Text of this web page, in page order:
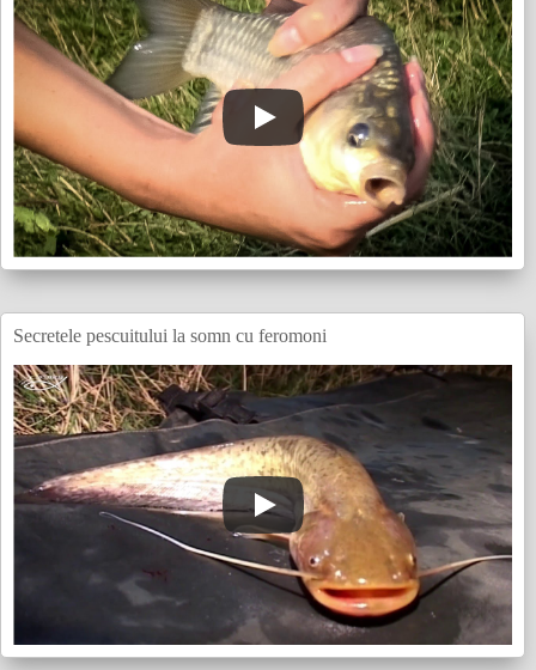
Secretele pescuitului la somn cu feromoni